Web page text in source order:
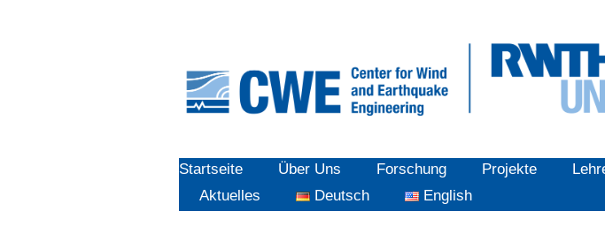
Startseite Über Uns Forschung Projekte
Aktuelles
Deutsch English